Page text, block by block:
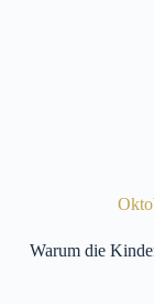
Warum die